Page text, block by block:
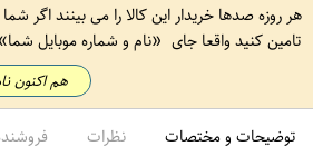
هر روزه صدها خریدار این کالا را می بینند اگر شما
تامین کنید واقعا جای
نام و شماره موبایل شما
هم اکنون
توضیحات و مختصات نظرات